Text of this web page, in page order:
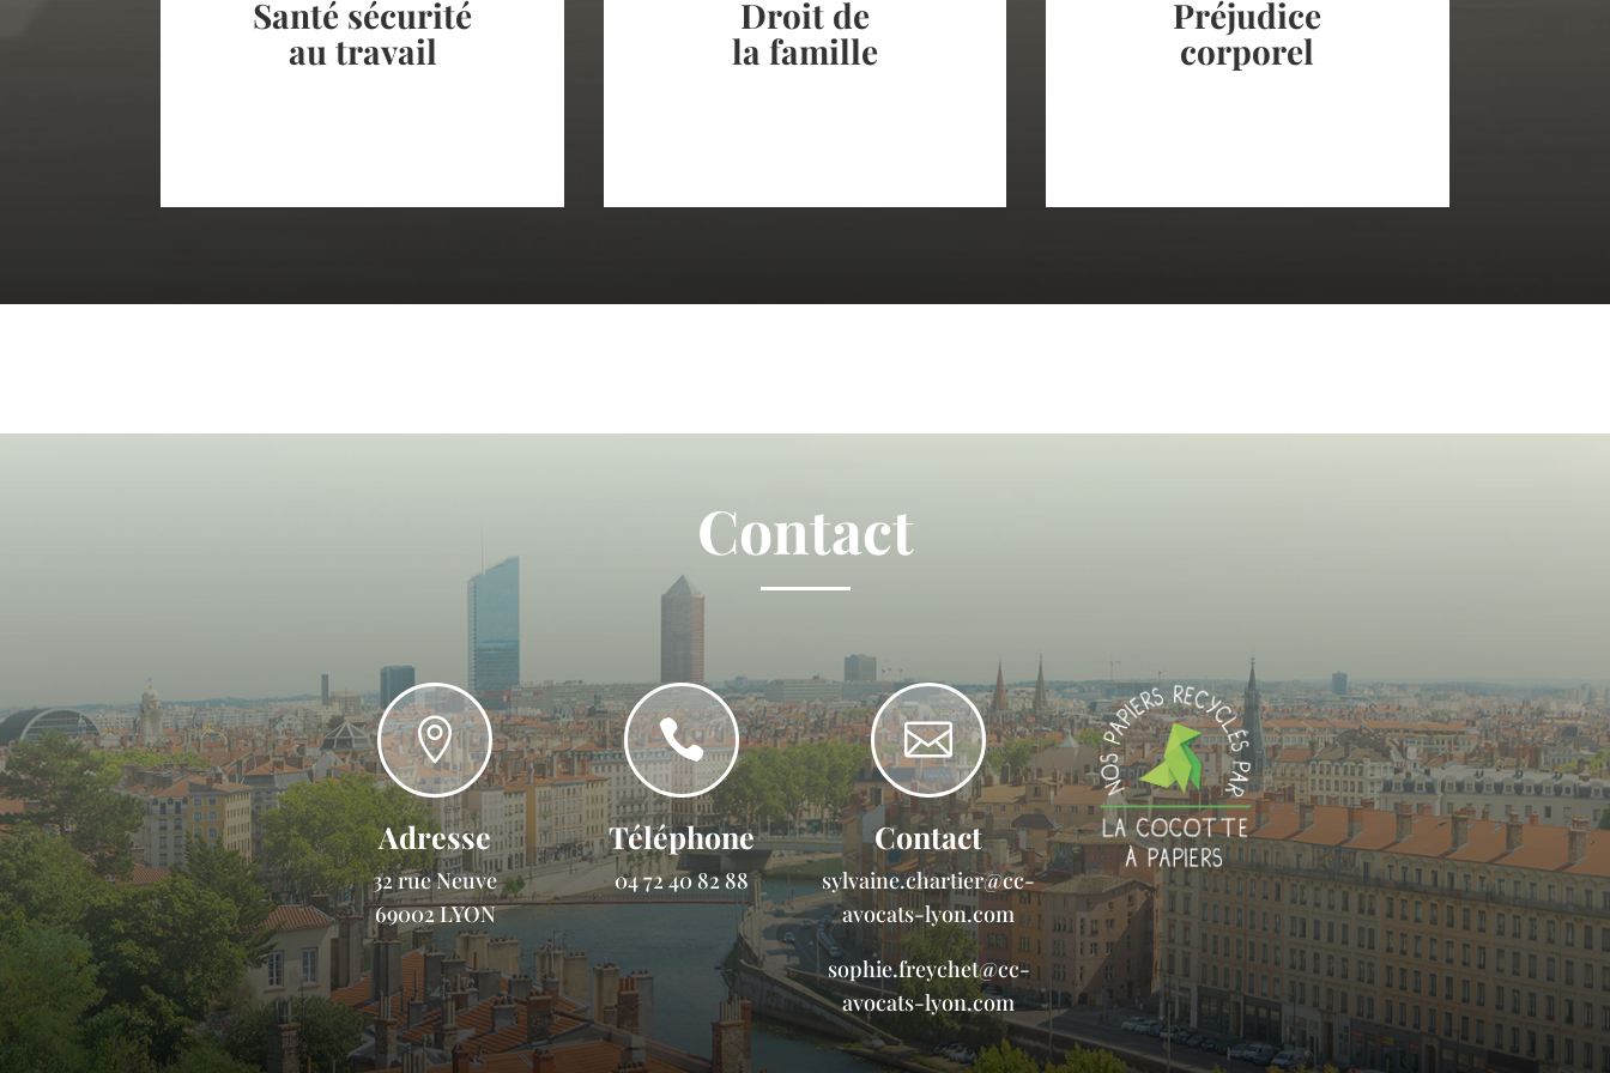
Santé sécurité
au travail
Procédure devant le
Pôle
du Tribunal Judiciaire
Droit de
la famille
Adoption
Médiation
Préjudice
corporel
Accidents
Assistance à expertise
Contact

Adresse
32 rue Neuve
69002 LYON

Téléphone
04 72 40 82 88

Contact
sylvaine.chartier@cc-
avocats-lyon.com
sophie.freychet@cc-
avocats-lyon.com